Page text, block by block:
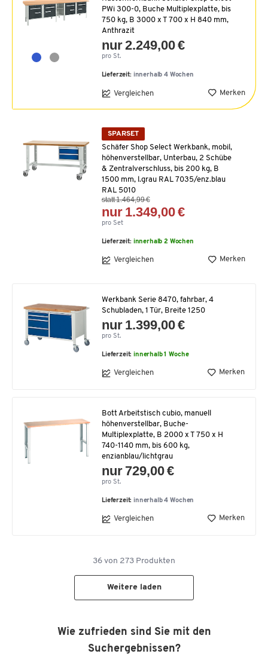
PWi 300-0, Buche Multiplexplatte, bis
750 kg, B 3000 x T 700 x H 840 mm,
Anthrazit
nur 2.249,00 €
pro St.
Lieferzeit: innerhalb 4 Wochen
Vergleichen Merken
SPARSET
Schäfer Shop Select Werkbank, mobil,
höhenverstellbar, Unterbau, 2 Schübe
& Zentralverschluss, bis 200 kg, B
1500 mm, l.grau RAL 7035/enz.blau
RAL 5010
statt 1.464,99 €
nur 1.349,00 €
pro Set
Lieferzeit: innerhalb 2 Wochen
Vergleichen Merken
Werkbank Serie 8470, fahrbar, 4
Schubladen, 1 Tür, Breite 1250
nur 1.399,00 €
pro St.
Lieferzeit:innerhalb 1 Woche
Vergleichen Merken
Bott Arbeitstisch cubio, manuell
höhenverstellbar, Buche-
Multiplexplatte, B 2000 x T 750 x H
740-1140 mm, bis 600 kg,
enzianblau/lichtgrau
nur 729,00 €
pro St.
Lieferzeit: innerhalb 4 Wochen
Vergleichen Merken
36 von 273 Produkten
Weitere laden
Wie zufrieden sind Sie mit den
Suchergebnissen?